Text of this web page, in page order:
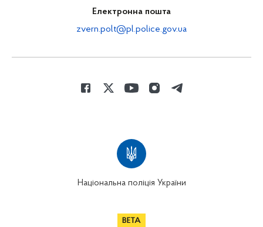
Електронна пошта
zvern.polt@pl.police.gov.ua
Національна поліція України